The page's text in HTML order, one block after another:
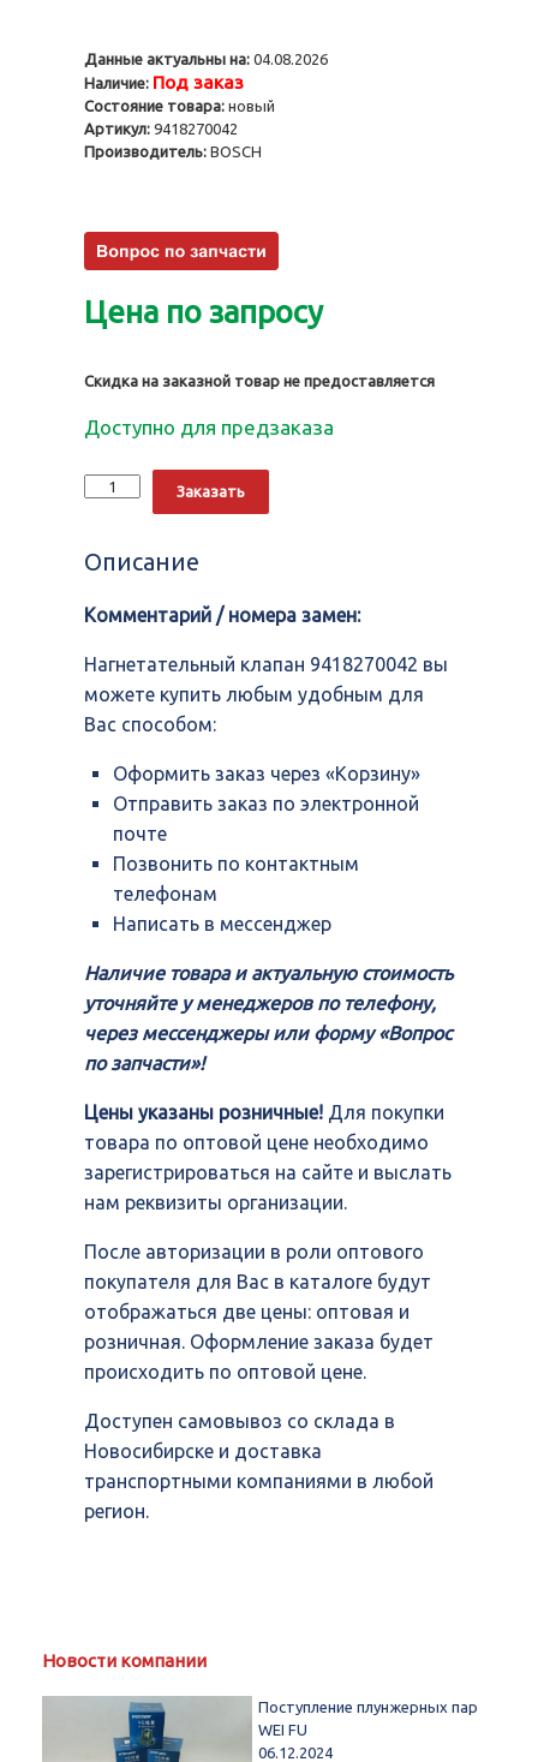
Данные актуальны на: 04.08.2026
Наличие: Под заказ
Состояние товара: новый
Артикул: 9418270042
Производитель: BOSCH
Цена по запросу
Скидка на заказной товар не предоставляется
Доступно для предзаказа
Количество
Нагнетательный
Заказать
Описание
Комментарий / номера замен:
Нагнетательный клапан 9418270042 вы
можете купить любым удобным для
Вас способом:
Оформить заказ через «Корзину»
Отправить заказ по электронной
почте
Позвонить по контактным
телефонам
Написать в мессенджер
Наличие товара и актуальную стоимость
уточняйте у менеджеров по телефону,
через мессенджеры или форму «Вопрос
по запчасти»!
Цены указаны розничные! Для покупки
товара по оптовой цене необходимо
зарегистрироваться на сайте и выслать
нам реквизиты организации.
После авторизации в роли оптового
покупателя для Вас в каталоге будут
отображаться две цены: оптовая и
розничная. Оформление заказа будет
происходить по оптовой цене.
Доступен самовывоз со склада в
Новосибирске и доставка
транспортными компаниями в любой
регион.
Новости компании
Поступление плунжерных пар
WEI FU
06.12.2024